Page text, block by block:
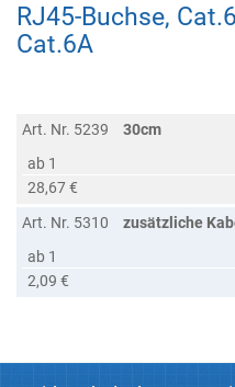
RJ45-Buchse,
Cat.6A
Art. Nr. 5239
30cm
ab 1
28,67 €
Art. Nr. 5310
zusätzliche
ab 1
2,09 €